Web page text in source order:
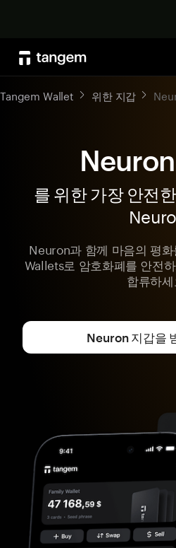
Tangem Wallet 위한 지갑
를 위한 가장 안전
Neuron과 함께 마음의 평
Wallets로 암호화폐를 안전
합류하
Neuron 지갑을